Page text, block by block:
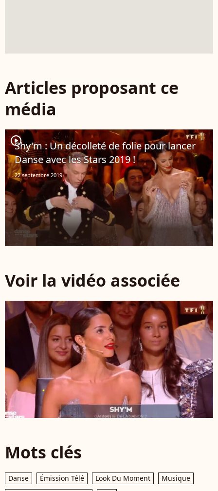
Articles proposant ce
média
player2
Shy'm : Un décolleté de folie pour lancer
Danse avec les Stars 2019 !
22 septembre 2019
Voir la vidéo associée
Mots clés
Danse Émission Télé Look Du Moment
Musique